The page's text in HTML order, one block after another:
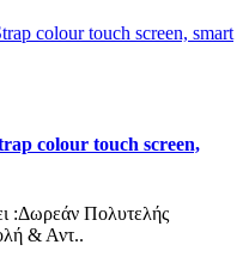
colour touch screen,
:Δωρεάν Πολυτελής
& Αντ..